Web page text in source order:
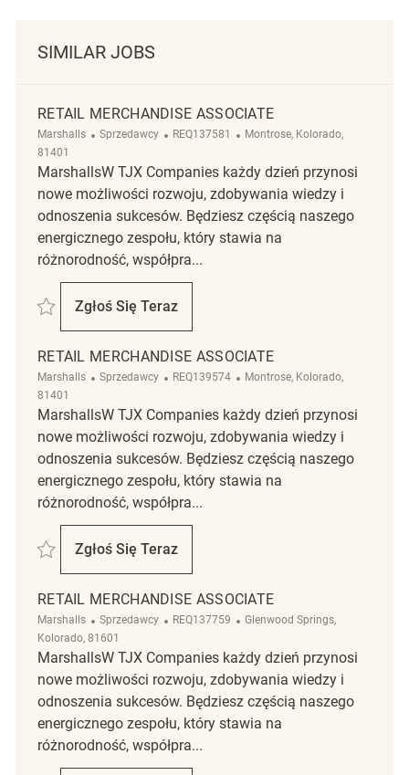
SIMILAR JOBS
RETAIL MERCHANDISE ASSOCIATE
Marshalls Kategoria
Sprzedawcy ReqId
REQ137581 Lokalizacja
Montrose, Kolorado,
81401
MarshallsW TJX Companies każdy dzień przynosi
nowe możliwości rozwoju, zdobywania wiedzy i
odnoszenia sukcesów. Będziesz częścią naszego
energicznego zespołu, który stawia na
różnorodność, współpra...
Zapisać Retail Merchandise Associate REQ137581
Zgłoś Się Teraz
Retail Merchandise Associate
RETAIL MERCHANDISE ASSOCIATE
Marshalls Kategoria
Sprzedawcy ReqId
REQ139574 Lokalizacja
Montrose, Kolorado,
81401
MarshallsW TJX Companies każdy dzień przynosi
nowe możliwości rozwoju, zdobywania wiedzy i
odnoszenia sukcesów. Będziesz częścią naszego
energicznego zespołu, który stawia na
różnorodność, współpra...
Zapisać Retail Merchandise Associate REQ139574
Zgłoś Się Teraz
Retail Merchandise Associate
RETAIL MERCHANDISE ASSOCIATE
Marshalls Kategoria
Sprzedawcy ReqId
REQ137759 Lokalizacja
Glenwood Springs,
Kolorado, 81601
MarshallsW TJX Companies każdy dzień przynosi
nowe możliwości rozwoju, zdobywania wiedzy i
odnoszenia sukcesów. Będziesz częścią naszego
energicznego zespołu, który stawia na
różnorodność, współpra...